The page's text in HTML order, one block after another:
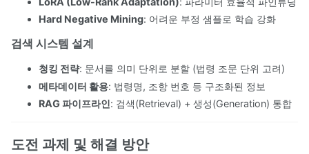
Hard Negative Mining: 어려운 부정 샘플로 학습 강화
검색 시스템 설계
청킹 전략: 문서를 의미 단위로 분할 (법령 조문 단위 고려)
메타데이터 활용: 법령명, 조항 번호 등 구조화된 정보
RAG 파이프라인: 검색(Retrieval) + 생성(Generation) 통합
도전 과제 및 해결 방안